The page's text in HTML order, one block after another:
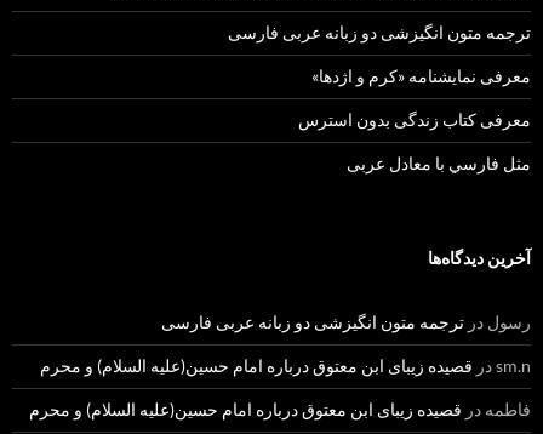
ترجمه متون انگیزشی دو زبانه عربی فارسی
معرفی نمایشنامه «کرم و اژدها»
معرفی کتاب زندگی بدون استرس
مثل فارسي با معادل عربی
آخرین دیدگاه‌ها
رسول در ترجمه متون انگیزشی دو زبانه عربی فارسی
sm.nدر قصیده زیبای ابن معتوق درباره امام حسین(علیه السلام) و محرم
فاطمه در قصیده زیبای ابن معتوق درباره امام حسین(علیه السلام) و محرم